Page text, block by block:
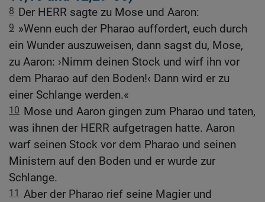
8 Der HERR sagte zu Mose und Aaron:
9 »Wenn euch der Pharao auffordert, euch durch
ein Wunder auszuweisen, dann sagst du, Mose,
zu Aaron: ›Nimm deinen Stock und wirf ihn vor
dem Pharao auf den Boden!‹ Dann wird er zu
einer Schlange werden.«
10 Mose und Aaron gingen zum Pharao und taten,
was ihnen der HERR aufgetragen hatte. Aaron
warf seinen Stock vor dem Pharao und seinen
Ministern auf den Boden und er wurde zur
Schlange.
11 Aber der Pharao rief seine Magier und